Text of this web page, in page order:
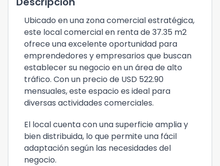
Ubicado en una zona comercial estratégica,
este local comercial en renta de 37.35 m2
ofrece una excelente oportunidad para
emprendedores y empresarios que buscan
establecer su negocio en un área de alto
tráfico. Con un precio de USD 522.90
mensuales, este espacio es ideal para
diversas actividades comerciales.
El local cuenta con una superficie amplia y
bien distribuida, lo que permite una fácil
adaptación según las necesidades del
negocio.